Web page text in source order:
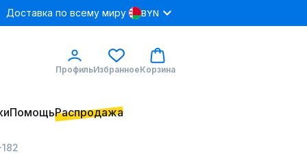
Доставка по всему миру BYN
ПрофильИзбранноеКорзина
ПомощьРаспродажа